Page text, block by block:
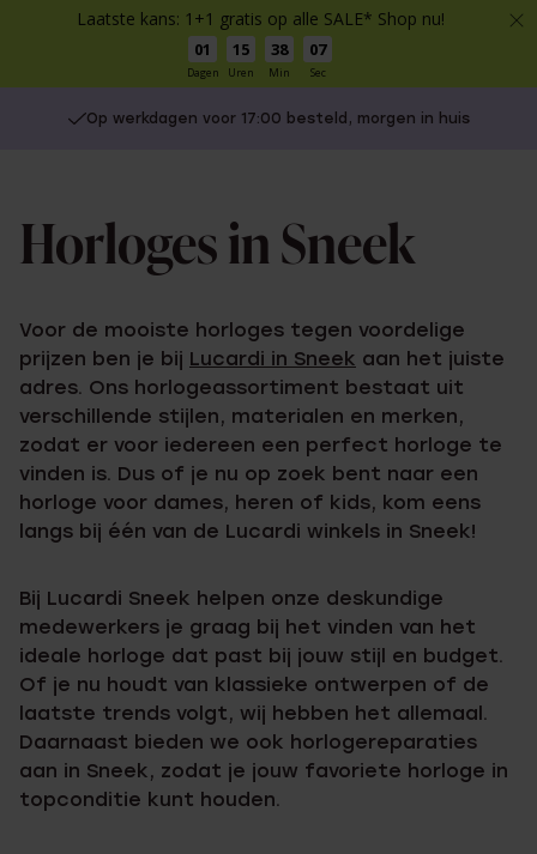
Laatste kans: 1+1 gratis op alle SALE* Shop nu!
01
Dagen
15
Uren
38
Min
07
Sec
Op werkdagen voor 17:00 besteld, morgen in huis
Horloges in Sneek
Voor de mooiste horloges tegen voordelige
prijzen ben je bij Lucardi in Sneek aan het juiste
adres. Ons horlogeassortiment bestaat uit
verschillende stijlen, materialen en merken,
zodat er voor iedereen een perfect horloge te
vinden is. Dus of je nu op zoek bent naar een
horloge voor dames, heren of kids, kom eens
langs bij één van de Lucardi winkels in Sneek!
Bij Lucardi Sneek helpen onze deskundige
medewerkers je graag bij het vinden van het
ideale horloge dat past bij jouw stijl en budget.
Of je nu houdt van klassieke ontwerpen of de
laatste trends volgt, wij hebben het allemaal.
Daarnaast bieden we ook horlogereparaties
aan in Sneek, zodat je jouw favoriete horloge in
topconditie kunt houden.